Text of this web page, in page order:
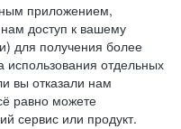
приложением,
доступ к вашему
для получения более
использования отдельных
вы отказали нам
равно можете
сервис или продукт.